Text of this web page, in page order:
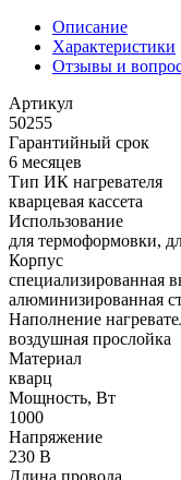
Описание
Характеристики
Отзывы и
Артикул
50255
Гарантийный срок
6 месяцев
Тип ИК нагревателя
кварцевая кассета
Использование
для термоформовки,
Корпус
cпециализированная
алюминизированная
Наполнение
воздушная прослойка
Материал
кварц
Мощность, Вт
1000
Напряжение
230 В
Длина провода